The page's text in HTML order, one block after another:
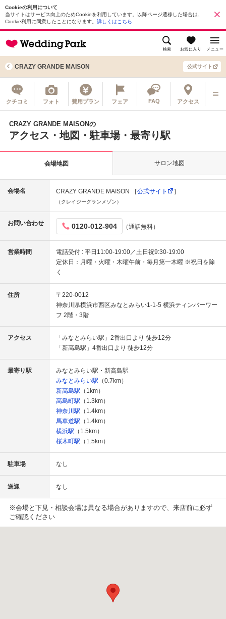
Cookieの利用について
当サイトはサービス向上のためCookieを利用しています。以降ページ遷移した場合は、
Cookie利用に同意したことになります。 詳しくはこちら
検索 お気に入り メニュー
CRAZY GRANDE MAISON 公式サイト
クチコミ フォト 費用プラン フェア FAQ アクセス
CRAZY GRANDE MAISONの
アクセス・地図・駐車場・最寄り駅
会場地図 サロン地図
会場名 CRAZY GRANDE MAISON ［公式サイト ］
（クレイジーグランメゾン）
お問い合わせ 0120-012-904 （通話無料）
営業時間
電話受付 : 平日11:00-19:00／土日祝9:30-19:00
定休日：月曜・火曜・木曜午前・毎月第一木曜 ※祝日を除
く
住所
〒220-0012
神奈川県横浜市西区みなとみらい1-1-5 横浜ティンバーワー
フ 2階・3階
アクセス
「みなとみらい駅」2番出口より 徒歩12分
「新高島駅」4番出口より 徒歩12分
最寄り駅
みなとみらい駅・新高島駅
みなとみらい駅 （0.7km）
新高島駅 （1km）
高島町駅 （1.3km）
神奈川駅 （1.4km）
馬車道駅 （1.4km）
横浜駅 （1.5km）
桜木町駅 （1.5km）
駐車場 なし
送迎 なし
※会場と下見・相談会場は異なる場合がありますので、来店前に必ず
ご確認ください